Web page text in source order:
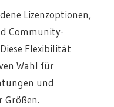
Lizenzoptionen,
Community-
Flexibilität
Wahl für
und
Größen.